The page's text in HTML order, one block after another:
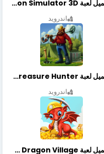
تحميل لعبة Dragon Simulator 3D مهكرة أخر إصدار
اندرويد
تحميل لعبة Treasure Hunter مهكرة أخر إصدار
اندرويد
تحميل لعبة Dragon Village مهكرة أخر إصدار